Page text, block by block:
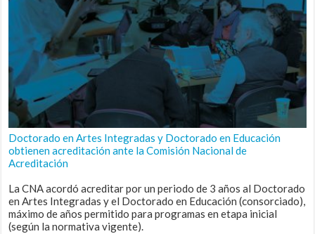
Doctorado en Artes Integradas y Doctorado en Educación
obtienen acreditación ante la Comisión Nacional de
Acreditación
La CNA acordó acreditar por un periodo de 3 años al Doctorado
en Artes Integradas y el Doctorado en Educación (consorciado),
máximo de años permitido para programas en etapa inicial
(según la normativa vigente).